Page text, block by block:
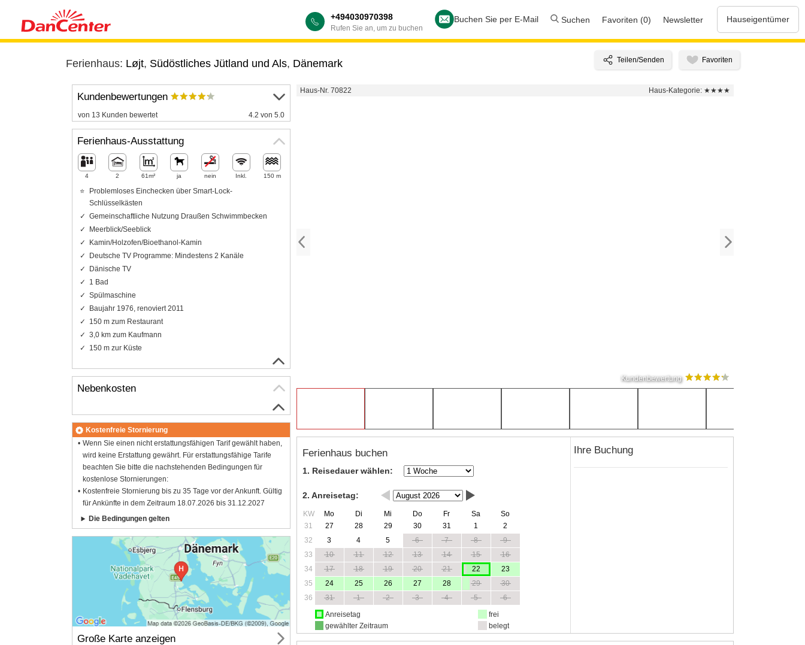
+494030970398
Rufen Sie an, um zu buchen
Buchen Sie per E-Mail Suchen Favoriten (0) Newsletter Hauseigentümer
Ferienhaus: Løjt, Südöstliches Jütland und Als, Dänemark
Haus-Nr. 70822 Haus-Kategorie: ★★★★
Kundenbewertung
Ferienhaus buchen
1. Reisedauer wählen:
2. Anreisetag:
KW Mo Di Mi Do Fr Sa
So
31
27 28 29 30 31 1
2
32
3 4 5 6 7 8
9
33
10 11 12 13 14 15
16
34
17 18 19 20 21 22
23
35
24 25 26 27 28 29
30
36
31 1 2 3 4 5
6
Anreisetag
gewählter Zeitraum
frei
belegt
Ihre Buchung
Kundenbewertungen
von 13 Kunden bewertet 4.2 von 5.0
Ferienhaus-Ausstattung
4 2 61m² ja nein Inkl. 150 m
Problemloses Einchecken über Smart-Lock-
Schlüsselkästen
Gemeinschaftliche Nutzung Draußen Schwimmbecken
Meerblick/Seeblick
Kamin/Holzofen/Bioethanol-Kamin
Deutsche TV Programme: Mindestens 2 Kanäle
Dänische TV
1 Bad
Spülmaschine
Baujahr 1976, renoviert 2011
150 m zum Restaurant
3,0 km zum Kaufmann
150 m zur Küste
Nebenkosten
Kostenfreie Stornierung
Wenn Sie einen nicht erstattungsfähigen Tarif gewählt haben,
wird keine Erstattung gewährt. Für erstattungsfähige Tarife
beachten Sie bitte die nachstehenden Bedingungen für
kostenlose Stornierungen:
Kostenfreie Stornierung bis zu 35 Tage vor der Ankunft. Gültig
für Ankünfte in dem Zeitraum 18.07.2026 bis 31.12.2027
Die Bedingungen gelten
Große Karte anzeigen